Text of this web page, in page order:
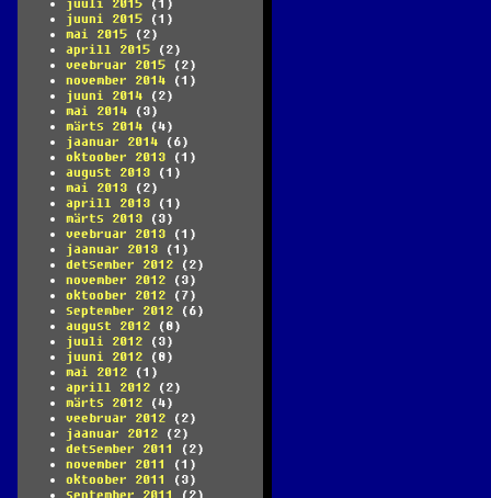
juuli 2015 (1)
juuni 2015 (1)
mai 2015 (2)
aprill 2015 (2)
veebruar 2015 (2)
november 2014 (1)
juuni 2014 (2)
mai 2014 (3)
märts 2014 (4)
jaanuar 2014 (6)
oktoober 2013 (1)
august 2013 (1)
mai 2013 (2)
aprill 2013 (1)
märts 2013 (3)
veebruar 2013 (1)
jaanuar 2013 (1)
detsember 2012 (2)
november 2012 (3)
oktoober 2012 (7)
september 2012 (6)
august 2012 (8)
juuli 2012 (3)
juuni 2012 (8)
mai 2012 (1)
aprill 2012 (2)
märts 2012 (4)
veebruar 2012 (2)
jaanuar 2012 (2)
detsember 2011
(2)
november 2011
(1)
oktoober 2011
(3)